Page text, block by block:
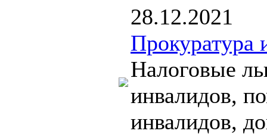
28.12.2021
Прокуратура
Налоговые
инвалидов,
инвалидов,